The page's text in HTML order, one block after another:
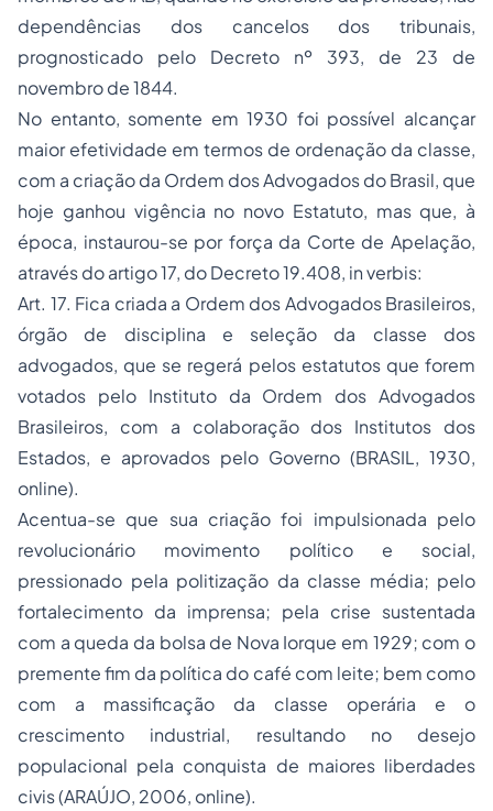
dependências dos cancelos dos tribunais,
prognosticado pelo Decreto nº 393, de 23 de
novembro de 1844.
No entanto, somente em 1930 foi possível alcançar
maior efetividade em termos de ordenação da classe,
com a criação da Ordem dos Advogados do Brasil, que
hoje ganhou vigência no novo Estatuto, mas que, à
época, instaurou-se por força da Corte de Apelação,
através do artigo 17, do Decreto 19.408, in verbis:
Art. 17. Fica criada a Ordem dos Advogados Brasileiros,
órgão de disciplina e seleção da classe dos
advogados, que se regerá pelos estatutos que forem
votados pelo Instituto da Ordem dos Advogados
Brasileiros, com a colaboração dos Institutos dos
Estados, e aprovados pelo Governo (BRASIL, 1930,
online).
Acentua-se que sua criação foi impulsionada pelo
revolucionário movimento político e social,
pressionado pela politização da classe média; pelo
fortalecimento da imprensa; pela crise sustentada
com a queda da bolsa de Nova Iorque em 1929; com o
premente fim da política do café com leite; bem como
com a massificação da classe operária e o
crescimento industrial, resultando no desejo
populacional pela conquista de maiores liberdades
civis (ARAÚJO, 2006, online).